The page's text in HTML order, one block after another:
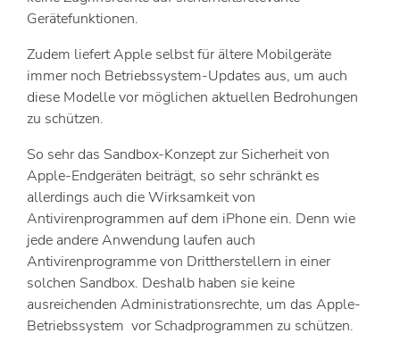
Gerätefunktionen.
Zudem liefert Apple selbst für ältere Mobilgeräte
immer noch Betriebssystem-Updates aus, um auch
diese Modelle vor möglichen aktuellen Bedrohungen
zu schützen.
So sehr das Sandbox-Konzept zur Sicherheit von
Apple-Endgeräten beiträgt, so sehr schränkt es
allerdings auch die Wirksamkeit von
Antivirenprogrammen auf dem iPhone ein. Denn wie
jede andere Anwendung laufen auch
Antivirenprogramme von Drittherstellern in einer
solchen Sandbox. Deshalb haben sie keine
ausreichenden Administrationsrechte, um das Apple-
Betriebssystem vor Schadprogrammen zu schützen.